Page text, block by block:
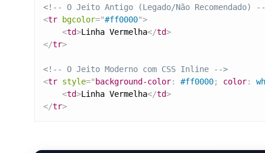
<!-- O Jeito Antigo (Legado/Não Recomendado)
<tr bgcolor="#ff0000">
<td>Linha Vermelha</td>
</tr>
<!-- O Jeito Moderno com CSS Inline -->
<tr style=" background-color: #ff0000; color:
<td>Linha Vermelha</td>
</tr>